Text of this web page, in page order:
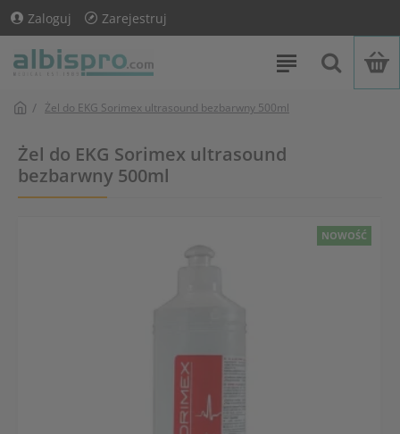
Zaloguj Zarejestruj
Żel do EKG Sorimex ultrasound bezbarwny 500ml
Żel do EKG Sorimex ultrasound
bezbarwny 500ml
NOWOŚĆ